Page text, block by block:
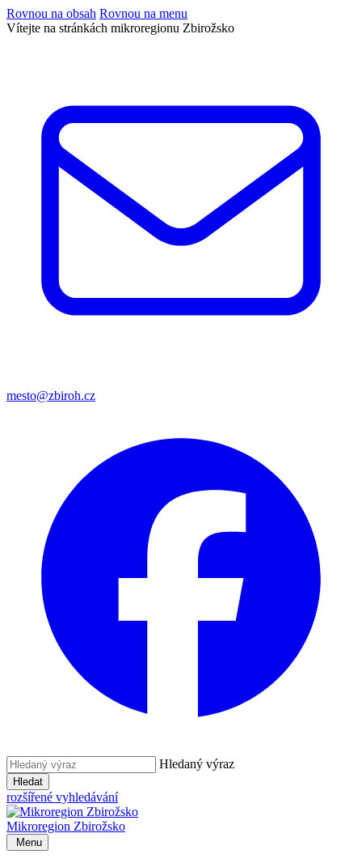
Rovnou na obsah Rovnou na menu
Vítejte na stránkách mikroregionu Zbirožsko
mesto@zbiroh.cz
Hledaný výraz
Hledat
rozšířené vyhledávání
Mikroregion Zbirožsko
Menu